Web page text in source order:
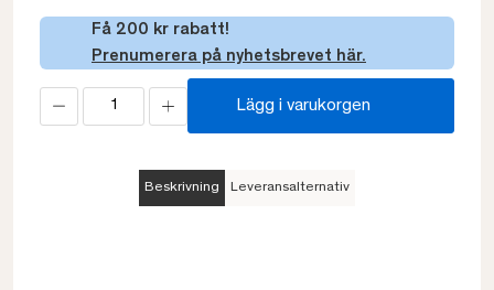
Få 200 kr rabatt!
Prenumerera på nyhetsbrevet här.
Lägg i varukorgen
Beskrivning Leveransalternativ